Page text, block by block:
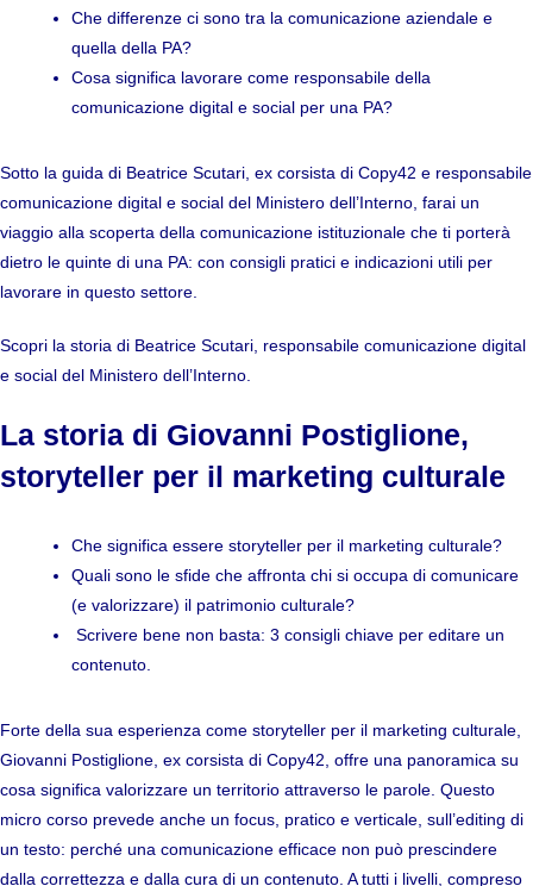
Che differenze ci sono tra la comunicazione aziendale e
quella della PA?
Cosa significa lavorare come responsabile della
comunicazione digital e social per una PA?
Sotto la guida di Beatrice Scutari, ex corsista di Copy42 e responsabile
comunicazione digital e social del Ministero dell’Interno, farai un
viaggio alla scoperta della comunicazione istituzionale che ti porterà
dietro le quinte di una PA: con consigli pratici e indicazioni utili per
lavorare in questo settore.
Scopri la storia di Beatrice Scutari, responsabile comunicazione digital
e social del Ministero dell’Interno.
La storia di Giovanni Postiglione,
storyteller per il marketing culturale
Che significa essere storyteller per il marketing culturale?
Quali sono le sfide che affronta chi si occupa di comunicare
(e valorizzare) il patrimonio culturale?
Scrivere bene non basta: 3 consigli chiave per editare un
contenuto.
Forte della sua esperienza come storyteller per il marketing culturale,
Giovanni Postiglione, ex corsista di Copy42, offre una panoramica su
cosa significa valorizzare un territorio attraverso le parole. Questo
micro corso prevede anche un focus, pratico e verticale, sull’editing di
un testo: perché una comunicazione efficace non può prescindere
dalla correttezza e dalla cura di un contenuto. A tutti i livelli, compreso